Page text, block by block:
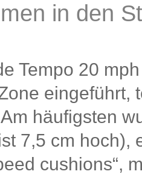
in den
Tempo 20
eingeführt,
häufigsten
7,5 cm
cushions“,